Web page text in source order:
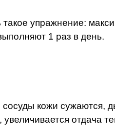
упражнение:
1 раз в день.
кожи сужаются,
отдача